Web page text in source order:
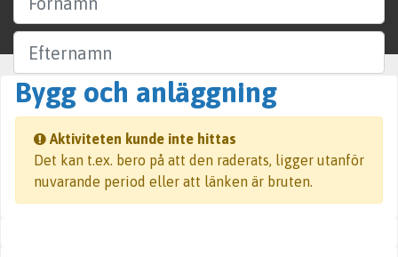
Företag
Sök
Bygg och anläggning
Aktiviteten kunde inte hittas
Det kan t.ex. bero på att den raderats, ligger utanför
nuvarande period eller att länken är bruten.